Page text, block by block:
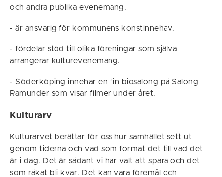
och andra publika evenemang.
- är ansvarig för kommunens konstinnehav.
- fördelar stöd till olika föreningar som själva
arrangerar kulturevenemang.
- Söderköping innehar en fin biosalong på Salong
Ramunder som visar filmer under året.
Kulturarv
Kulturarvet berättar för oss hur samhället sett ut
genom tiderna och vad som format det till vad det
är i dag. Det är sådant vi har valt att spara och det
som råkat bli kvar. Det kan vara föremål och